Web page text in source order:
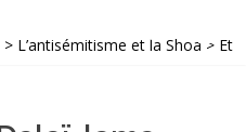
L’antisémitisme et la Shoa > Et